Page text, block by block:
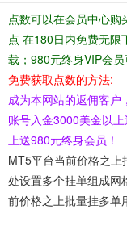
点数可以在会员中心
点 在180日内免费无限
载；980元终身VIP会员
免费获取点数的方法:
成为本网站的返佣客
账号入金3000美金以
上送980元终身会员！
MT5平台当前价格之
处设置多个挂单组成网
前价格之上批量挂多单